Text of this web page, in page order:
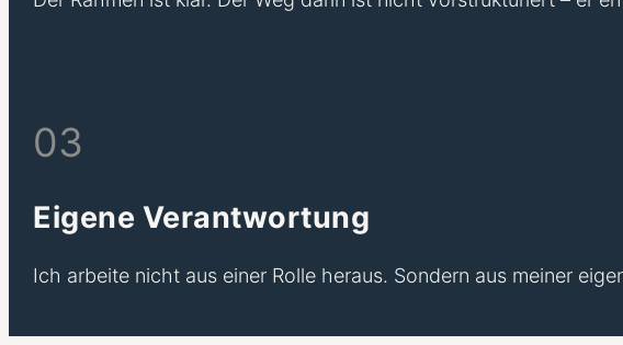
03
Eigene Verantwortung
Ich arbeite nicht aus einer Rolle heraus. Sondern aus meiner